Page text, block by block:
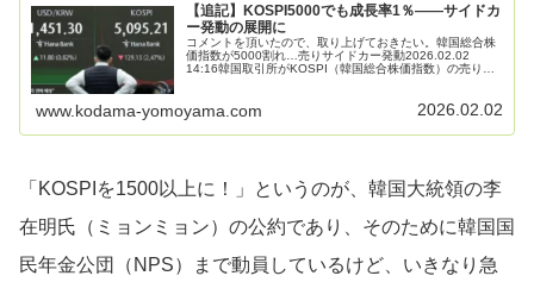
【追記】KOSPI5000でも成長率1％――サイドカ
ー発動の展開に
コメントを頂いたので、取り上げておきたい。韓国総合株
価指数が5000割れ…売りサイドカー発動2026.02.02
14:16韓国取引所がKOSPI（韓国総合株価指数）の売りサ
www.kodama-yomoyama.com 2026.02.02
「KOSPIを1500以上に！」というのが、韓国大統領の李
在明氏（ミョンミョン）の公約であり、そのために韓国国
民年金公団（NPS）まで動員しているけど、いきなり急